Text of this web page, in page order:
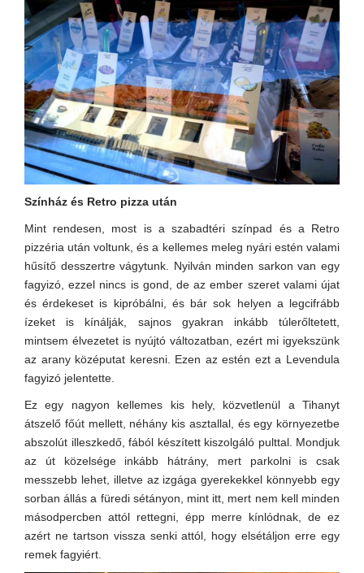
Színház és Retro pizza után
Mint rendesen, most is a szabadtéri színpad és a Retro
pizzéria után voltunk, és a kellemes meleg nyári estén valami
hűsítő desszertre vágytunk. Nyilván minden sarkon van egy
fagyizó, ezzel nincs is gond, de az ember szeret valami újat
és érdekeset is kipróbálni, és bár sok helyen a legcifrább
ízeket is kínálják, sajnos gyakran inkább túlerőltetett,
mintsem élvezetet is nyújtó változatban, ezért mi igyekszünk
az arany középutat keresni. Ezen az estén ezt a Levendula
fagyizó jelentette.
Ez egy nagyon kellemes kis hely, közvetlenül a Tihanyt
átszelő főút mellett, néhány kis asztallal, és egy környezetbe
abszolút illeszkedő, fából készített kiszolgáló pulttal. Mondjuk
az út közelsége inkább hátrány, mert parkolni is csak
messzebb lehet, illetve az izgága gyerekekkel könnyebb egy
sorban állás a füredi sétányon, mint itt, mert nem kell minden
másodpercben attól rettegni, épp merre kínlódnak, de ez
azért ne tartson vissza senki attól, hogy elsétáljon erre egy
remek fagyiért.